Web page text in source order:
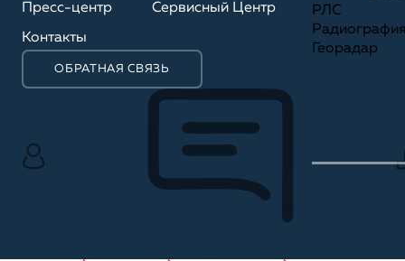
Пресс-центр Сервисный Центр
Контакты
ОБРАТНАЯ СВЯЗЬ
РЛС
Георадар